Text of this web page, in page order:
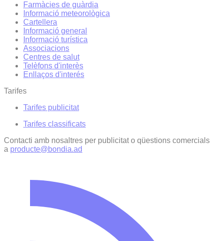
Farmàcies de guàrdia
Informació meteorològica
Cartellera
Informació general
Informació turística
Associacions
Centres de salut
Telèfons d'interès
Enllaços d'interés
Tarifes
Tarifes publicitat
Tarifes classificats
Contacti amb nosaltres per publicitat o qüestions comercials
a producte@bondia.ad